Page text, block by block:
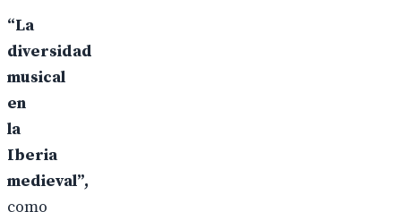
“La
diversidad
musical
en
la
Iberia
medieval”,
como